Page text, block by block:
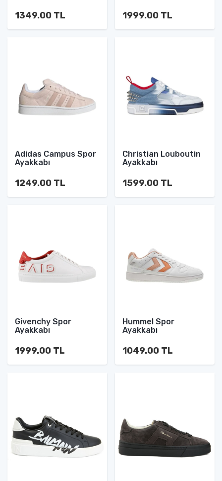
1349.00 TL 1999.00 TL
Adidas Campus Spor
Ayakkabı
1249.00 TL
Christian Louboutin
Ayakkabı
1599.00 TL
Givenchy Spor
Ayakkabı
1999.00 TL
Hummel Spor
Ayakkabı
1049.00 TL